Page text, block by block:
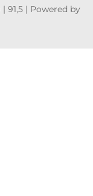
91,5 | Powered by